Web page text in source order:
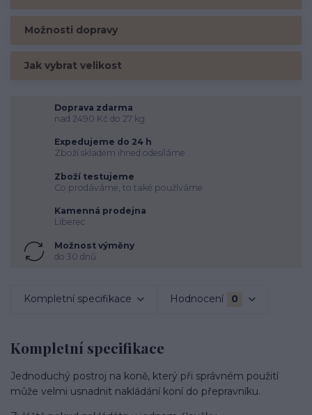
Možnosti dopravy
Jak vybrat velikost
Doprava zdarma
nad 2490 Kč do 27 kg
Expedujeme do 24 h
Zboží skladem ihned odesíláme
Zboží testujeme
Co prodáváme, to také používáme
Kamenná prodejna
Liberec
Možnost výměny
do 30 dnů
Kompletní specifikace Hodnocení 0
Kompletní specifikace
Jednoduchý postroj na koně, který při správném použití
může velmi usnadnit nakládání koní do přepravníku.